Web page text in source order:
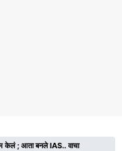
केलं ; आता बनले IAS.. वाचा